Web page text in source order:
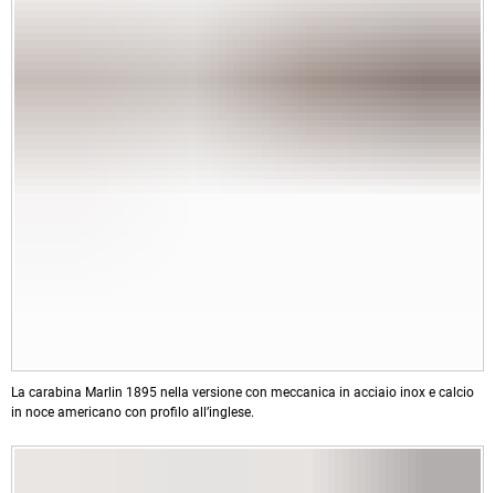
La carabina Marlin 1895 nella versione con meccanica in acciaio inox e calcio
in noce americano con profilo all’inglese.